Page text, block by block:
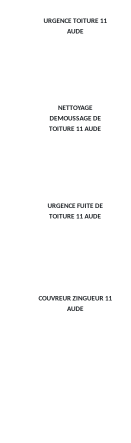
URGENCE TOITURE 11
AUDE
NETTOYAGE
DEMOUSSAGE DE
TOITURE 11 AUDE
URGENCE FUITE DE
TOITURE 11 AUDE
COUVREUR ZINGUEUR 11
AUDE